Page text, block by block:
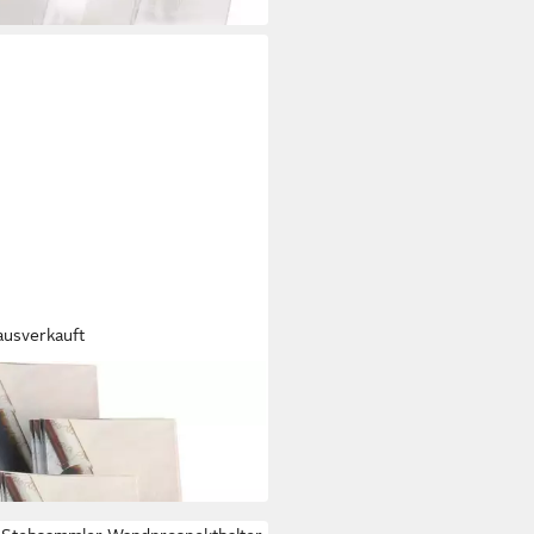
Tischprospektständer
glasklar Packung mit 2 Stück
€
Werktagen bei dir